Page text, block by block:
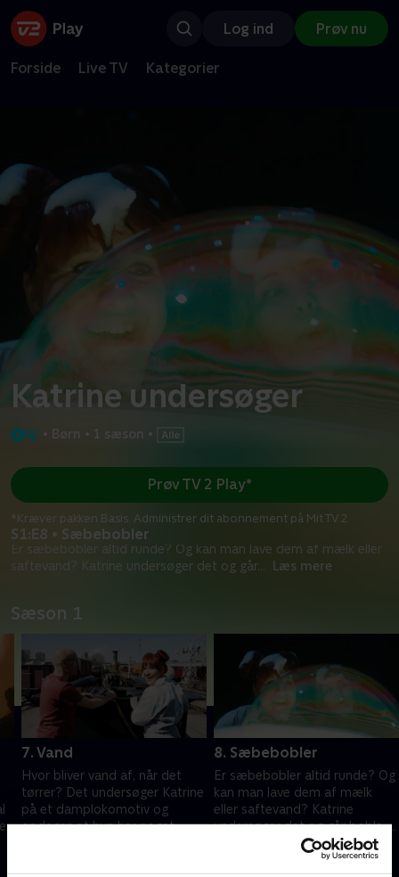
Log ind Prøv nu
Forside Live TV Kategorier
Katrine undersøger
• Børn • 1 sæson •
S1:E8 • Sæbebobler
Er sæbebobler altid runde? Og kan man lave dem af mælk eller
saftevand? Katrine undersøger det og går... Læs mere
Prøv TV 2 Play*
*Kræver pakken Basis. Administrer dit abonnement på Mit TV 2.
Sæson 1
7. Vand
Hvor bliver vand af, når det
tørrer? Det undersøger Katrine
på et damplokomotiv og
opdager, at hun har noget
8. Sæbebobler
Er sæbebobler altid runde? Og
kan man lave dem af mælk
eller saftevand? Katrine
undersøger det og går boble-
amok på Eksperimentarium.
21. september 2024 • 13 min